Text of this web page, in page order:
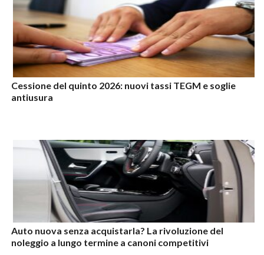
Cessione del quinto 2026: nuovi tassi TEGM e soglie
antiusura
Auto nuova senza acquistarla? La rivoluzione del
noleggio a lungo termine a canoni competitivi